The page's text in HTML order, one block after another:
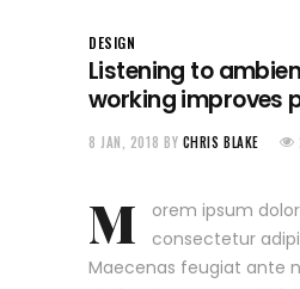
DESIGN
Listening to
working improves
8 JAN, 2018 BY CHRIS BLAKE
M
orem ipsum
consectetur
Maecenas feugiat ante